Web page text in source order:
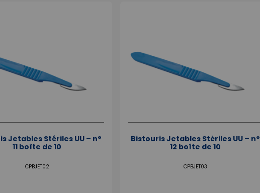
Jetables Stériles UU – n°
11 boîte de 10
CPBJET02
Bistouris Jetables Stériles UU – n°
12 boîte de 10
CPBJET03